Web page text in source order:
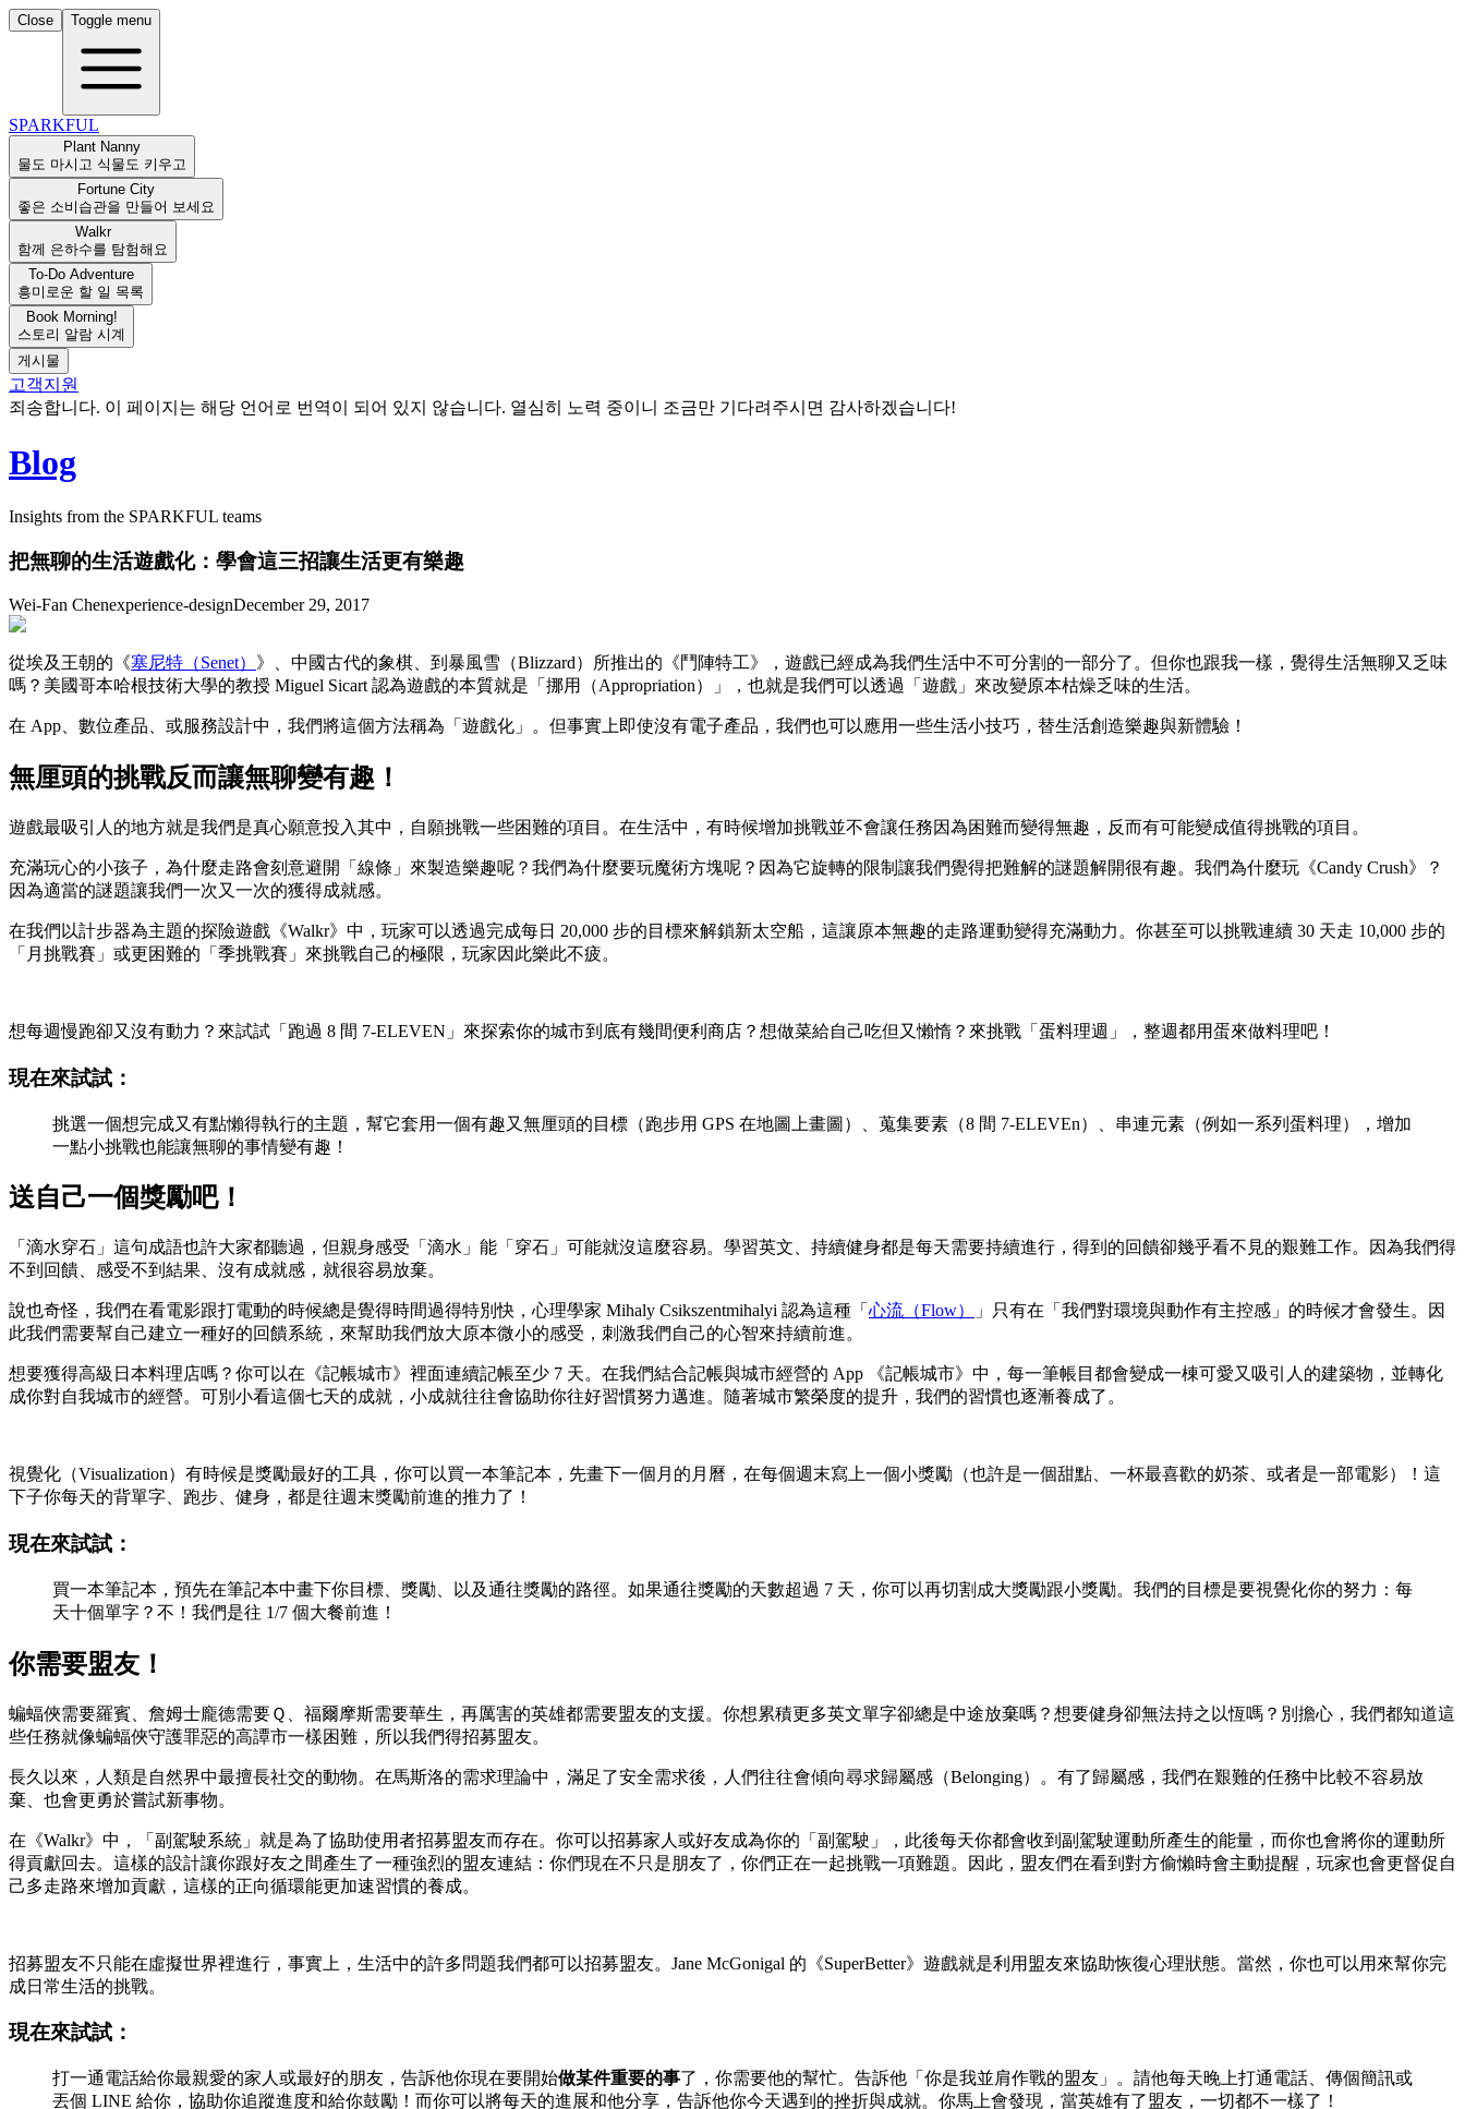
Close Toggle menu
SPARKFUL
Plant Nanny
물도 마시고 식물도 키우고
Fortune City
좋은 소비습관을 만들어 보세요
Walkr
함께 은하수를 탐험해요
To-Do Adventure
흥미로운 할 일 목록
Book Morning!
스토리 알람 시계
게시물
고객지원
죄송합니다. 이 페이지는 해당 언어로 번역이 되어 있지 않습니다. 열심히 노력 중이니 조금만 기다려주시면 감사하겠습니다!
Blog
Insights from the SPARKFUL teams
把無聊的生活遊戲化：學會這三招讓生活更有樂趣
Wei-Fan Chenexperience-designDecember 29, 2017
從埃及王朝的《塞尼特（Senet） 》、中國古代的象棋、到暴風雪（Blizzard）所推出的《鬥陣特工》，遊戲已經成為我們生活中不可分割的一部分了。但你也跟我一樣，覺得生活無聊又乏味
嗎？美國哥本哈根技術大學的教授 Miguel Sicart 認為遊戲的本質就是「挪用（Appropriation）」，也就是我們可以透過「遊戲」來改變原本枯燥乏味的生活。
在 App、數位產品、或服務設計中，我們將這個方法稱為「遊戲化」。但事實上即使沒有電子產品，我們也可以應用一些生活小技巧，替生活創造樂趣與新體驗！
無厘頭的挑戰反而讓無聊變有趣！
遊戲最吸引人的地方就是我們是真心願意投入其中，自願挑戰一些困難的項目。在生活中，有時候增加挑戰並不會讓任務因為困難而變得無趣，反而有可能變成值得挑戰的項目。
充滿玩心的小孩子，為什麼走路會刻意避開「線條」來製造樂趣呢？我們為什麼要玩魔術方塊呢？因為它旋轉的限制讓我們覺得把難解的謎題解開很有趣。我們為什麼玩《Candy Crush》？
因為適當的謎題讓我們一次又一次的獲得成就感。
在我們以計步器為主題的探險遊戲《Walkr》中，玩家可以透過完成每日 20,000 步的目標來解鎖新太空船，這讓原本無趣的走路運動變得充滿動力。你甚至可以挑戰連續 30 天走 10,000 步的
「月挑戰賽」或更困難的「季挑戰賽」來挑戰自己的極限，玩家因此樂此不疲。
想每週慢跑卻又沒有動力？來試試「跑過 8 間 7-ELEVEN」來探索你的城市到底有幾間便利商店？想做菜給自己吃但又懶惰？來挑戰「蛋料理週」，整週都用蛋來做料理吧！
現在來試試：
挑選一個想完成又有點懶得執行的主題，幫它套用一個有趣又無厘頭的目標（跑步用 GPS 在地圖上畫圖）、蒐集要素（8 間 7-ELEVEn）、串連元素（例如一系列蛋料理），增加
一點小挑戰也能讓無聊的事情變有趣！
送自己一個獎勵吧！
「滴水穿石」這句成語也許大家都聽過，但親身感受「滴水」能「穿石」可能就沒這麼容易。學習英文、持續健身都是每天需要持續進行，得到的回饋卻幾乎看不見的艱難工作。因為我們得
不到回饋、感受不到結果、沒有成就感，就很容易放棄。
說也奇怪，我們在看電影跟打電動的時候總是覺得時間過得特別快，心理學家 Mihaly Csikszentmihalyi 認為這種「 心流（Flow）
」只有在「我們對環境與動作有主控感」的時候才會發生。因
此我們需要幫自己建立一種好的回饋系統，來幫助我們放大原本微小的感受，刺激我們自己的心智來持續前進。
想要獲得高級日本料理店嗎？你可以在《記帳城市》裡面連續記帳至少 7 天。在我們結合記帳與城市經營的 App 《記帳城市》中，每一筆帳目都會變成一棟可愛又吸引人的建築物，並轉化
成你對自我城市的經營。可別小看這個七天的成就，小成就往往會協助你往好習慣努力邁進。隨著城市繁榮度的提升，我們的習慣也逐漸養成了。
視覺化（Visualization）有時候是獎勵最好的工具，你可以買一本筆記本，先畫下一個月的月曆，在每個週末寫上一個小獎勵（也許是一個甜點、一杯最喜歡的奶茶、或者是一部電影）！這
下子你每天的背單字、跑步、健身，都是往週末獎勵前進的推力了！
現在來試試：
買一本筆記本，預先在筆記本中畫下你目標、獎勵、以及通往獎勵的路徑。如果通往獎勵的天數超過 7 天，你可以再切割成大獎勵跟小獎勵。我們的目標是要視覺化你的努力：每
天十個單字？不！我們是往 1/7 個大餐前進！
你需要盟友！
蝙蝠俠需要羅賓、詹姆士龐德需要Ｑ、福爾摩斯需要華生，再厲害的英雄都需要盟友的支援。你想累積更多英文單字卻總是中途放棄嗎？想要健身卻無法持之以恆嗎？別擔心，我們都知道這
些任務就像蝙蝠俠守護罪惡的高譚市一樣困難，所以我們得招募盟友。
長久以來，人類是自然界中最擅長社交的動物。在馬斯洛的需求理論中，滿足了安全需求後，人們往往會傾向尋求歸屬感（Belonging）。有了歸屬感，我們在艱難的任務中比較不容易放
棄、也會更勇於嘗試新事物。
在《Walkr》中，「副駕駛系統」就是為了協助使用者招募盟友而存在。你可以招募家人或好友成為你的「副駕駛」，此後每天你都會收到副駕駛運動所產生的能量，而你也會將你的運動所
得貢獻回去。這樣的設計讓你跟好友之間產生了一種強烈的盟友連結：你們現在不只是朋友了，你們正在一起挑戰一項難題。因此，盟友們在看到對方偷懶時會主動提醒，玩家也會更督促自
己多走路來增加貢獻，這樣的正向循環能更加速習慣的養成。
招募盟友不只能在虛擬世界裡進行，事實上，生活中的許多問題我們都可以招募盟友。Jane McGonigal 的《SuperBetter》遊戲就是利用盟友來協助恢復心理狀態。當然，你也可以用來幫你完
成日常生活的挑戰。
現在來試試：
打一通電話給你最親愛的家人或最好的朋友，告訴他你現在要開始做某件重要的事了，你需要他的幫忙。告訴他「你是我並肩作戰的盟友」。請他每天晚上打通電話、傳個簡訊或
丟個 LINE 給你，協助你追蹤進度和給你鼓勵！而你可以將每天的進展和他分享，告訴他你今天遇到的挫折與成就。你馬上會發現，當英雄有了盟友，一切都不一樣了！